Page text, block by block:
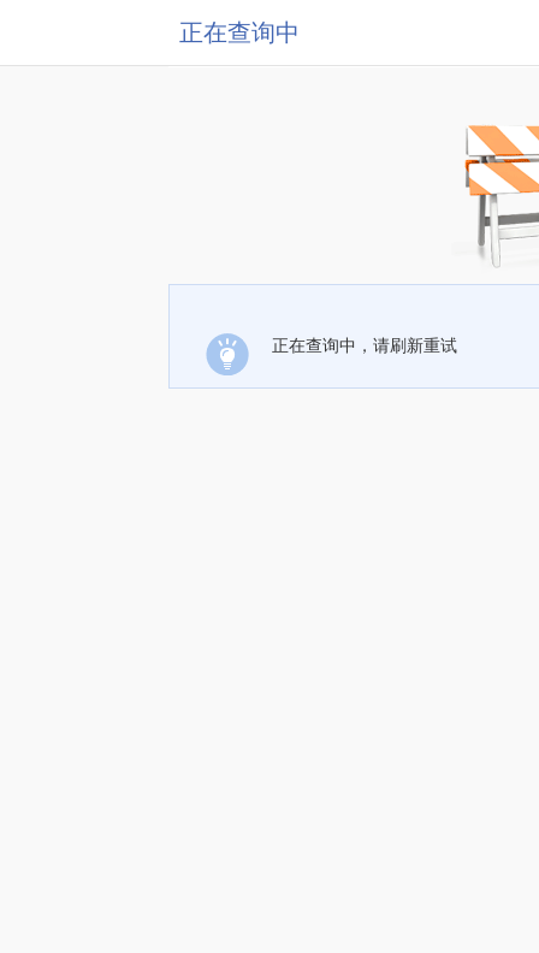
正在查询中
正在查询中，请刷新重试